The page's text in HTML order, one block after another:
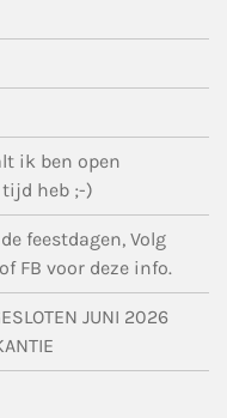
ik ben open
heb ;-)
feestdagen, Volg
FB voor deze info.
JUNI 2026